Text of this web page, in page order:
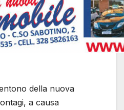
della nuova
a causa